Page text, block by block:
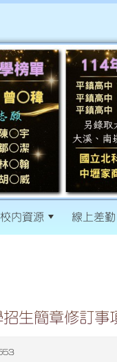
校內資源 線上差勤
生簡章修訂事